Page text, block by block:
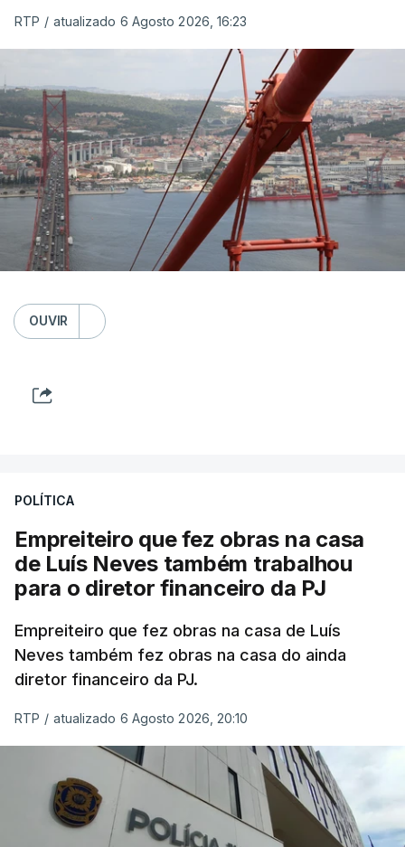
RTP / atualizado 6 Agosto 2026, 16:23
OUVIR
POLÍTICA
Empreiteiro que fez obras na casa
de Luís Neves também trabalhou
para o diretor financeiro da PJ
Empreiteiro que fez obras na casa de Luís
Neves também fez obras na casa do ainda
diretor financeiro da PJ.
RTP / atualizado 6 Agosto 2026, 20:10